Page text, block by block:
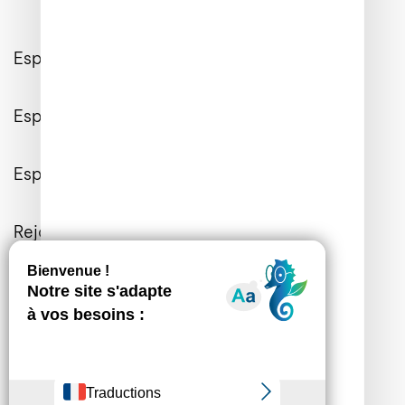
Espace Client
Espace Entreprises
Espace Presse
Rejoignez-nous
Contactez-nous